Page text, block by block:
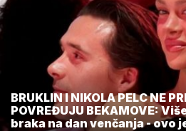
BRUKLIN I NIKOLA PELC NE
POVREĐUJU BEKAMOVE:
braka na dan venčanja - ovo